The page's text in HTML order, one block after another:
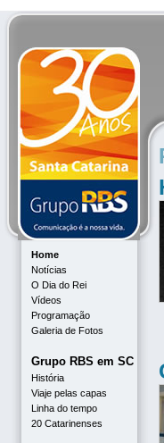
Home
Notícias
O Dia do Rei
Vídeos
Programação
Galeria de Fotos
Grupo RBS em SC
História
Viaje pelas capas
Linha do tempo
20 Catarinenses